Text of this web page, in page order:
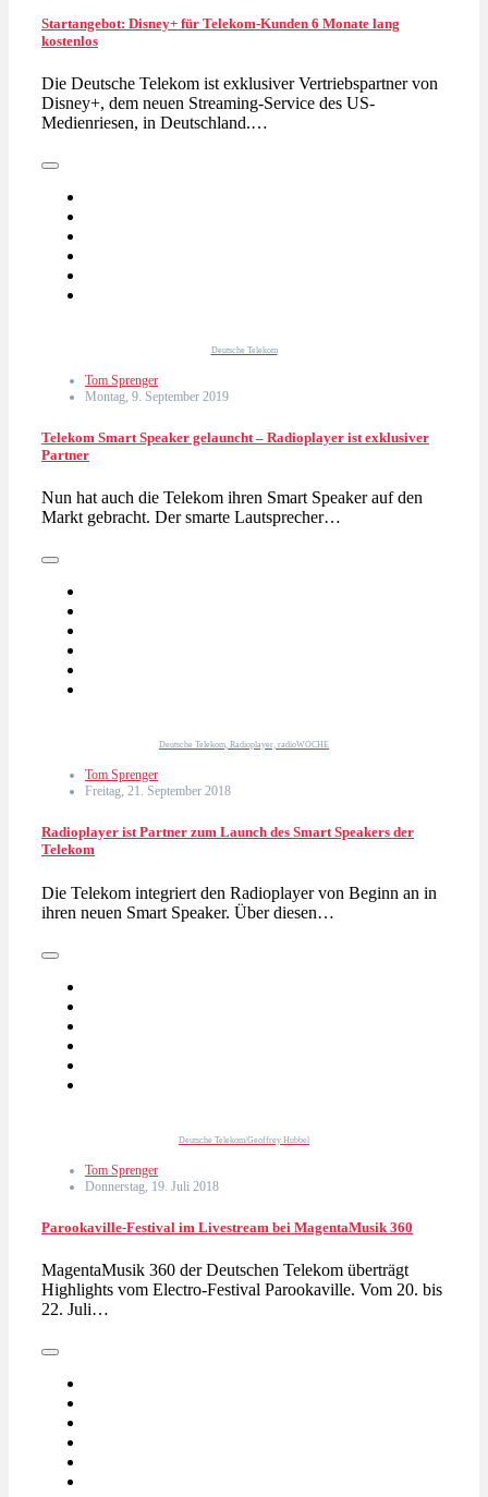
Startangebot: Disney+ für Telekom-Kunden 6 Monate lang
kostenlos
Die Deutsche Telekom ist exklusiver Vertriebspartner von
Disney+, dem neuen Streaming-Service des US-
Medienriesen, in Deutschland.…
Deutsche Telekom
Tom Sprenger
Montag, 9. September 2019
Telekom Smart Speaker gelauncht – Radioplayer ist exklusiver
Partner
Nun hat auch die Telekom ihren Smart Speaker auf den
Markt gebracht. Der smarte Lautsprecher…
Deutsche Telekom, Radioplayer, radioWOCHE
Tom Sprenger
Freitag, 21. September 2018
Radioplayer ist Partner zum Launch des Smart Speakers der
Telekom
Die Telekom integriert den Radioplayer von Beginn an in
ihren neuen Smart Speaker. Über diesen…
Deutsche Telekom/Geoffrey Hubbel
Tom Sprenger
Donnerstag, 19. Juli 2018
Parookaville-Festival im Livestream bei MagentaMusik 360
MagentaMusik 360 der Deutschen Telekom überträgt
Highlights vom Electro-Festival Parookaville. Vom 20. bis
22. Juli…